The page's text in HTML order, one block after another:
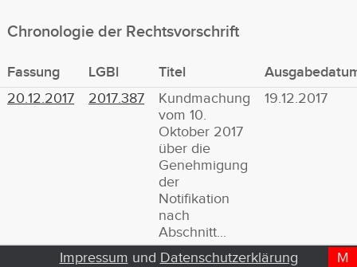
Chronologie der Rechtsvorschrift
Fassung LGBl Titel
20.12.2017
2017.387
Kundmachung
vom 10.
Oktober 2017
über die
Genehmigung
der
Notifikation
nach
Abschnitt...
19.12.2017
D
T
M
Impressum und Datenschutzerklärung